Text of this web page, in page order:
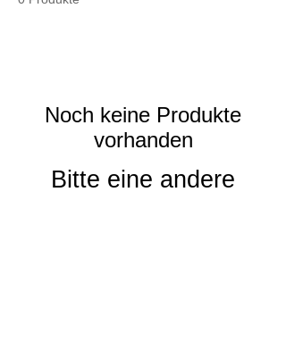
Noch keine Produkte
vorhanden
Bitte eine andere